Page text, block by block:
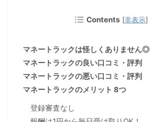
Contents [非表示]
マネートラックは怪しくありません◎
マネートラックの良い口コミ・評判
マネートラックの悪い口コミ・評判
マネートラックのメリット 8つ
登録審査なし